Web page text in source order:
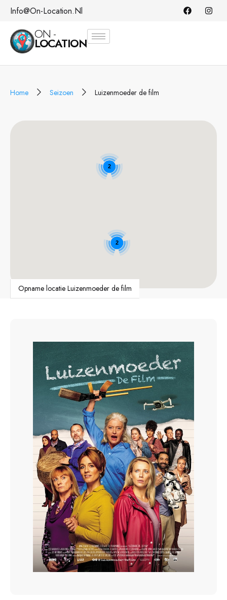
Info@on-Location.nl
ON -
LOCATION
Home Seizoen Luizenmoeder de film
2
2
Opname locatie Luizenmoeder de film